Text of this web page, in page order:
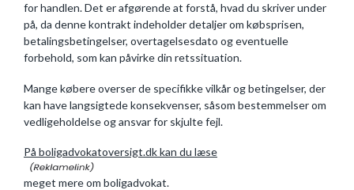
for handlen. Det er afgørende at forstå, hvad du skriver under
på, da denne kontrakt indeholder detaljer om købsprisen,
betalingsbetingelser, overtagelsesdato og eventuelle
forbehold, som kan påvirke din retssituation.
Mange købere overser de specifikke vilkår og betingelser, der
kan have langsigtede konsekvenser, såsom bestemmelser om
vedligeholdelse og ansvar for skjulte fejl.
På boligadvokatoversigt.dk kan du læse
meget mere om boligadvokat.